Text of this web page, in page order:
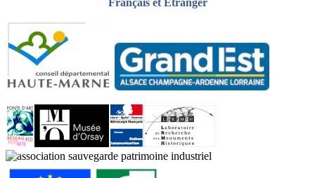
Français et Étranger